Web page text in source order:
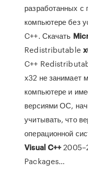
разработанных
компьютере без
C++. Скачать
Redistributable x
C++
x32 не занимает
компьютере и
версиями ОС,
учитывать, что
операционной
VisualC++
Packages…